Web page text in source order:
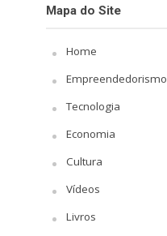
Mapa do Site
Home
Empreendedorismo
Tecnologia
Economia
Cultura
Vídeos
Livros